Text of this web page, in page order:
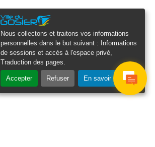
Nous collectons et traitons vos informations
personnelles dans le but suivant :
Informations
de sessions et accès à l'espace privé,
Traduction des pages
Accepter Refuser En savoir plus